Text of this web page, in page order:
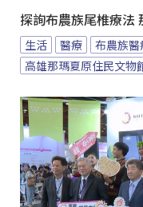
探詢布農族尾椎療法
生活 醫療
布農族醫
高雄那瑪夏原住民文物